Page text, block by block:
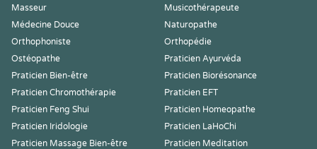
Masseur
Musicothérapeute
Médecine Douce
Naturopathe
Orthophoniste
Orthopédie
Ostéopathe
Praticien Ayurvéda
Praticien Bien-être
Praticien Biorésonance
Praticien Chromothérapie
Praticien EFT
Praticien Feng Shui
Praticien Homeopathe
Praticien Iridologie
Praticien LaHoChi
Praticien Massage Bien-être
Praticien Meditation